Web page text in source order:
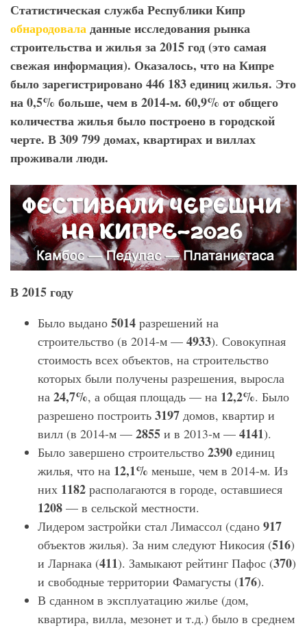
Статистическая служба Республики Кипр
обнародоваладанные исследования рынка
строительства и жилья за 2015 год (это самая
свежая информация). Оказалось, что на Кипре
было зарегистрировано446 183 единиц жилья. Это
на 0,5% больше, чем в 2014-м. 60,9% от общего
количества жилья было построено в городской
черте. В 309 799 домах, квартирах и виллах
проживали люди.
В 2015 году
Было выдано 5014 разрешений на
строительство (в 2014-м — 4933). Совокупная
стоимость всех объектов, на строительство
которых были получены разрешения, выросла
на 24,7%, а общая площадь — на 12,2%. Было
разрешено построить 3197 домов, квартир и
вилл (в 2014-м — 2855 и в 2013-м — 4141).
Было завершено строительство 2390 единиц
жилья, что на 12,1% меньше, чем в 2014-м. Из
них 1182 располагаются в городе, оставшиеся
1208 — в сельской местности.
Лидером застройки стал Лимассол (сдано 917
объектов жилья). За ним следуют Никосия (516)
и Ларнака (411). Замыкают рейтинг Пафос (370)
и свободные территории Фамагусты (176).
В сданном в эксплуатацию жилье (дом,
квартира, вилла, мезонет и т.д.) было в среднем